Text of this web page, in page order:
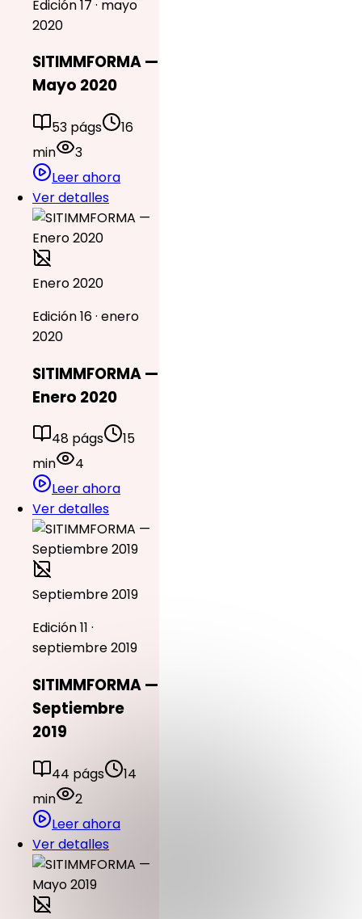
Edición 17 · mayo
2020
SITIMMFORMA —
Mayo 2020
53 págs
16
min
3
Leer ahora
Ver detalles
Enero 2020
Edición 16 · enero
2020
SITIMMFORMA —
Enero 2020
48 págs
15
min
4
Leer ahora
Ver detalles
Septiembre 2019
Edición 11 ·
septiembre 2019
SITIMMFORMA —
Septiembre
2019
44 págs
14
min
2
Leer ahora
Ver detalles